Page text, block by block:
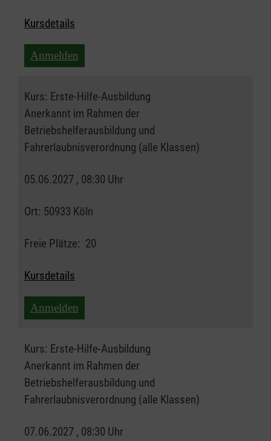
Kursdetails
Anmelden
Kurs: Erste-Hilfe-Ausbildung
Anerkannt im Rahmen der
Betriebshelferausbildung und
Fahrerlaubnisverordnung (alle Klassen)
05.06.2027 , 08:30 Uhr
Ort: 50933 Köln
Freie Plätze: 20
Kursdetails
Anmelden
Kurs: Erste-Hilfe-Ausbildung
Anerkannt im Rahmen der
Betriebshelferausbildung und
Fahrerlaubnisverordnung (alle Klassen)
07.06.2027 , 08:30 Uhr